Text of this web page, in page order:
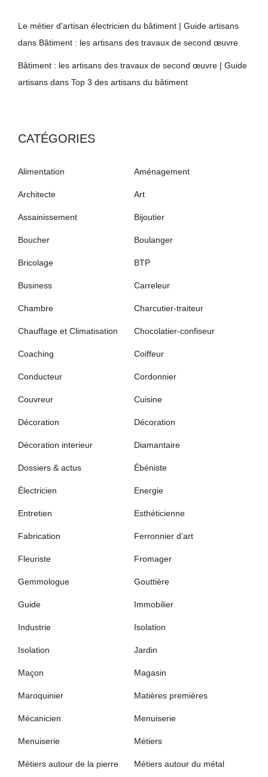
Le métier d'artisan électricien du bâtiment | Guide artisans
dans Bâtiment : les artisans des travaux de second œuvre
Bâtiment : les artisans des travaux de second œuvre | Guide
artisans dans Top 3 des artisans du bâtiment
CATÉGORIES
Alimentation Aménagement
Architecte Art
Assainissement Bijoutier
Boucher Boulanger
Bricolage BTP
Business Carreleur
Chambre Charcutier-traiteur
Chauffage et Climatisation Chocolatier-confiseur
Coaching Coiffeur
Conducteur Cordonnier
Couvreur Cuisine
Décoration Décoration
Décoration interieur Diamantaire
Dossiers & actus Ébéniste
Électricien Energie
Entretien Esthéticienne
Fabrication Ferronnier d’art
Fleuriste Fromager
Gemmologue Gouttière
Guide Immobilier
Industrie Isolation
Isolation Jardin
Maçon Magasin
Maroquinier Matières premières
Mécanicien Menuiserie
Menuiserie Métiers
Métiers autour de la pierre Métiers autour du métal